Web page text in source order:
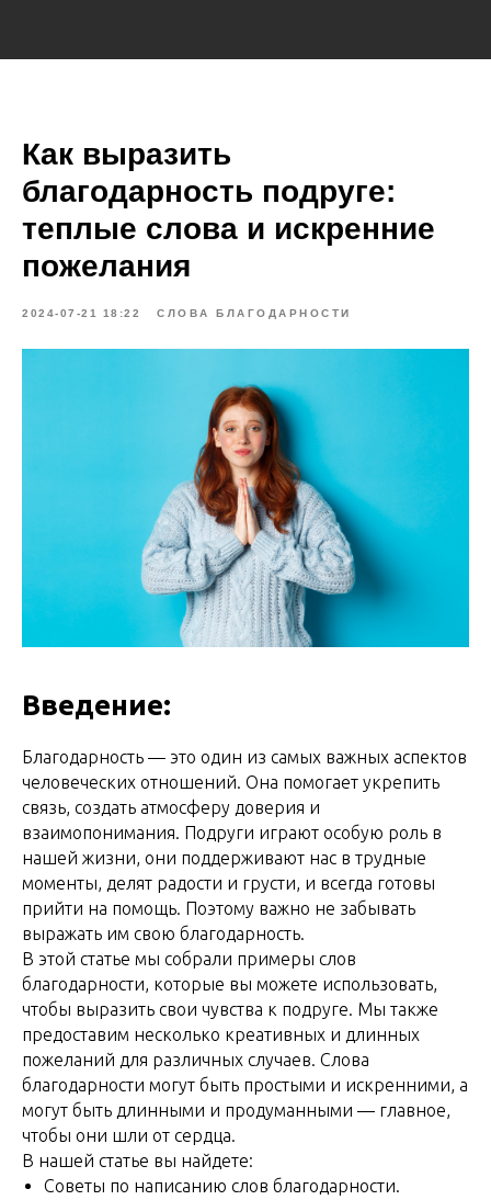
Как выразить
благодарность подруге:
теплые слова и искренние
пожелания
2024-07-21 18:22 СЛОВА БЛАГОДАРНОСТИ
Введение:
Благодарность — это один из самых важных аспектов
человеческих отношений. Она помогает укрепить
связь, создать атмосферу доверия и
взаимопонимания. Подруги играют особую роль в
нашей жизни, они поддерживают нас в трудные
моменты, делят радости и грусти, и всегда готовы
прийти на помощь. Поэтому важно не забывать
выражать им свою благодарность.
В этой статье мы собрали примеры слов
благодарности, которые вы можете использовать,
чтобы выразить свои чувства к подруге. Мы также
предоставим несколько креативных и длинных
пожеланий для различных случаев. Слова
благодарности могут быть простыми и искренними, а
могут быть длинными и продуманными — главное,
чтобы они шли от сердца.
В нашей статье вы найдете:
Советы по написанию слов благодарности.